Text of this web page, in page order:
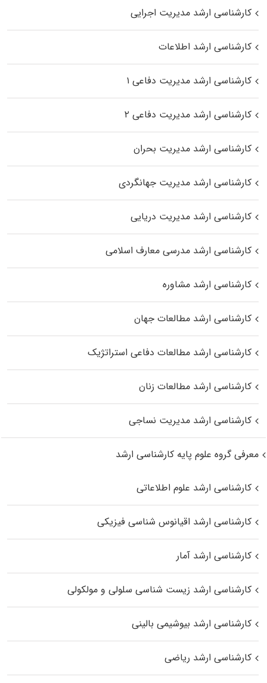
کارشناسی ارشد مدیریت اجرایی
کارشناسی ارشد اطلاعات
کارشناسی ارشد مدیریت دفاعی ۱
کارشناسی ارشد مدیریت دفاعی ۲
کارشناسی ارشد مدیریت بحران
کارشناسی ارشد مدیریت جهانگردی
کارشناسی ارشد مدیریت دریایی
کارشناسی ارشد مدرسی معارف اسلامی
کارشناسی ارشد مشاوره
کارشناسی ارشد مطالعات جهان
کارشناسی ارشد مطالعات دفاعی استراتژیک
کارشناسی ارشد مطالعات زنان
کارشناسی ارشد مدیریت نساجی
معرفی گروه علوم پایه کارشناسی ارشد
کارشناسی ارشد علوم اطلاعاتی
کارشناسی ارشد اقیانوس‌ شناسی فیزیکی
کارشناسی ارشد آمار
کارشناسی ارشد زیست شناسی سلولی و مولکولی
کارشناسی ارشد بیوشیمی بالینی
کارشناسی ارشد ریاضی